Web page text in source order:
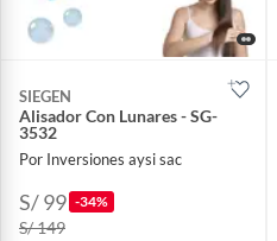
SIEGEN
Alisador Con Lunares - SG-
3532
Por Inversiones aysi sac
S/ 99 -34%
S/ 149